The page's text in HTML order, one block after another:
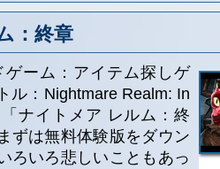
：終章
ゲーム：アイテム探しゲ
ル：Nightmare Realm: In
ナイトメア レルム：終
ずは無料体験版をダウン
ろいろ悲しいこともあっ